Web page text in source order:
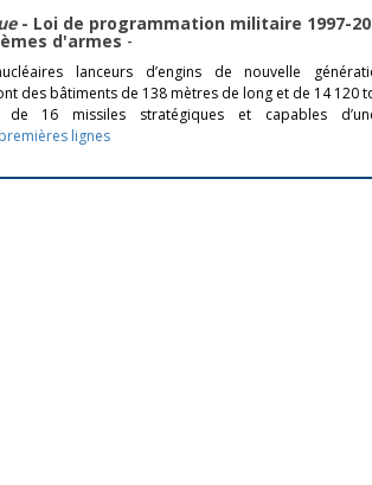
- Loi de programmation militaire 1997-
d'armes-
lanceurs d’engins de nouvelle
des bâtiments de 138 mètres de long et de 14 120
de 16 missiles stratégiques et capables
lignes